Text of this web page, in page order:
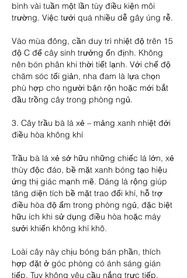
bình vài tuần một lần tùy điều kiện môi
trường. Việc tưới quá nhiều dễ gây úng rễ.
Vào mùa đông, cần duy trì nhiệt độ trên 15
độ C để cây sinh trưởng ổn định. Không
nên bón phân khi thời tiết lạnh. Với chế độ
chăm sóc tối giản, nha đam là lựa chọn
phù hợp cho người bận rộn hoặc mới bắt
đầu trồng cây trong phòng ngủ.
3. Cây trầu bà lá xẻ – mảng xanh nhiệt đới
điều hòa không khí
Trầu bà lá xẻ sở hữu những chiếc lá lớn, xẻ
thùy độc đáo, bề mặt xanh bóng tạo hiệu
ứng thị giác mạnh mẽ. Dáng lá rộng giúp
tăng diện tích bề mặt trao đổi khí, hỗ trợ
điều hòa độ ẩm trong phòng ngủ, đặc biệt
hữu ích khi sử dụng điều hòa hoặc máy
sưởi khiến không khí khô.
Loài cây này chịu bóng bán phần, thích
hợp đặt ở góc phòng có ánh sáng gián
tiếp. Tuy không yêu cầu nắng trực tiếp,